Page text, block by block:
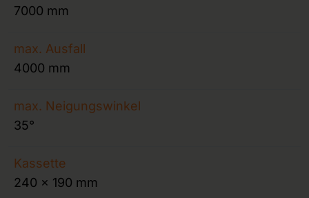
7000 mm
max. Ausfall
4000 mm
max. Neigungswinkel
35°
Kassette
240 x 190 mm